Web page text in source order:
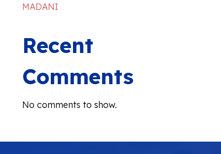
MADANI
Recent
Comments
No comments to show.